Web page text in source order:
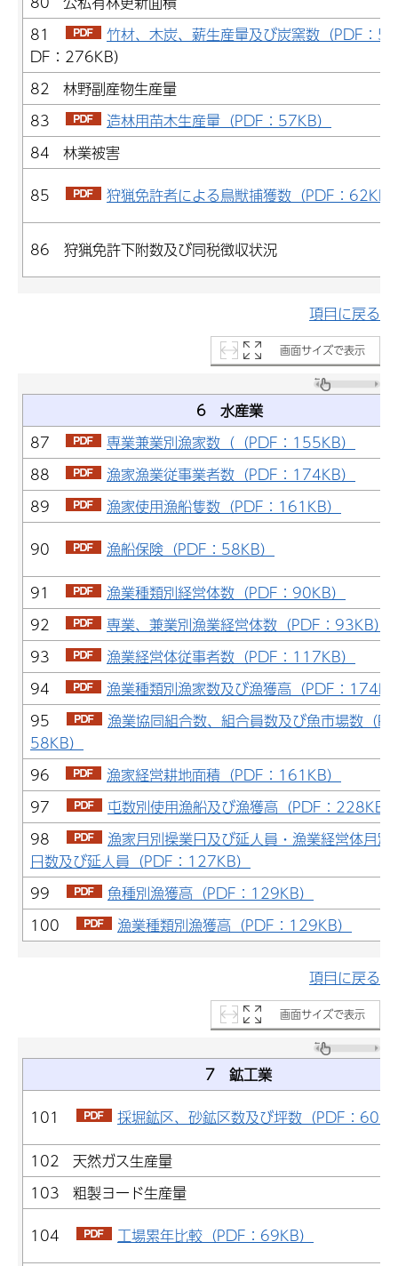
81
竹材、木炭、薪生産量及び炭窯数（PDF：
DF：276KB）
82 林野副産物生産量
83
造林用苗木生産量（PDF：57KB）
84 林業被害
85
狩猟免許者による鳥獣捕獲数（PDF：62KB
86 狩猟免許下附数及び同税徴収状況
項目に戻る
画面サイズで表示
6 水産業
87
専業兼業別漁家数（（PDF：155KB）
88
漁家漁業従事業者数（PDF：174KB）
89
漁家使用漁船隻数（PDF：161KB）
90
漁船保険（PDF：58KB）
91
漁業種類別経営体数（PDF：90KB）
92
専業、兼業別漁業経営体数（PDF：93KB）
93
漁業経営体従事者数（PDF：117KB）
94
漁業種類別漁家数及び漁獲高（PDF：
95
漁業協同組合数、組合員数及び魚市場数（
58KB）
96
漁家経営耕地面積（PDF：161KB）
97
屯数別使用漁船及び漁獲高（PDF：228KB）
98
漁家月別操業日及び延人員・漁業経営体月別
日数及び延人員（PDF：127KB）
99
魚種別漁獲高（PDF：129KB）
100
漁業種類別漁獲高（PDF：129KB）
項目に戻る
画面サイズで表示
7 鉱工業
101
採堀鉱区、砂鉱区数及び坪数（PDF：
102 天然ガス生産量
103 粗製ヨード生産量
104
工場累年比較（PDF：69KB）